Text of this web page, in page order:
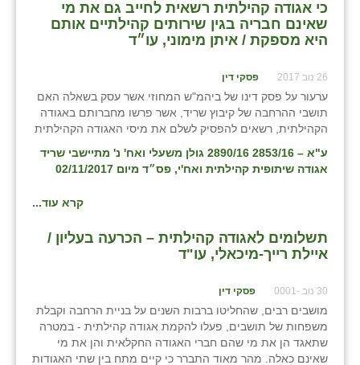
כי אגודה קהילתית רשאית לחייב גם את מי
שאינם חבריה בגין שירותים קהילתיים אותם
היא מספקת / איתן מימוני, עו״ד
26 נוב 2017 פסקי דין
ערעור על פסק דינו של ביהמ"ש המחוזי אשר עסק בשאלה האם
תושבי ההרחבה של קיבוץ שריד, אשר פרשו מחברותם באגודה
הקהילתית, רשאים להפסיק לשלם את מיסי האגודה הקהילתית
ע"א – 2853/16 2890/16 גולן משעלי ואח' נ' מתיישבי שריד
אגודה שיתופית קהילתית ואח'י, פס״ד מיום 02/11/2017
קרא עוד...
תשלומים לאגודה קהילתית – הכרעה בעליון /
איילת רייך-מיכאלי, עו"ד
30 נוב -0001 פסקי דין
מושבים רבים, שהחליטו ברבות השנים על בניית הרחבה וקבלת
משפחות של תושבים, פעלו להקמת אגודה קהילתית - במטרה
שתאגד הן את מי שהם חברי האגודה החקלאית והן את מי
שאינם כאלה. מהר מאוד התברר כי קיים מתח בין שתי האגודות
שבי ציון
שדה צבי
שדמה
שכניה